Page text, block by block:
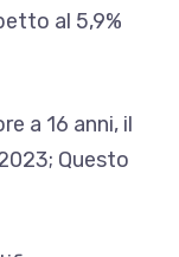
al 5,9%
a 16 anni, il
Questo